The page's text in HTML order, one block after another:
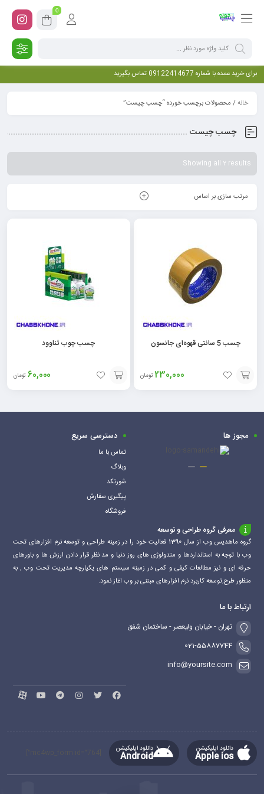
0
برای خرید عمده با شماره 09122414677 تماس بگیرید
خانه/ محصولات برچسب خورده “چسب چیست”
چسب چیست
Showing all 2 results
مرتب سازی بر اساس
چسب 5 سانتی قهوه‌ای جانسون
230,000 تومان
افزودن
به
چسب چوب ثناوود
60,000 تومان
افزودن
به
مجوز ها دسترسی سریع
تماس با ما
وبلاگ
شورتکد
پیگیری سفارش
فروشگاه
معرفی گروه طراحی و توسعه
گروه ماهدیس وب از سال 1390 فعالیت خود را در زمینه طراحی و توسعه نرم افزارهای تحت
وب با توجه به استانداردها و متدولوژی های روز دنیا و مد نظر قرار دادن ارزش ها و باورهای
حرفه ای و نیز مطالعات کیفی و کمی در زمینه سیستم های یکپارچه مدیریت تحت وب , به
منظور طرح,توسعه کاربرد نرم افزارهای مبتنی بر وب اغاز نمود.
ارتباط با ما
تهران - خیابان ولیعصر - ساختمان شفق
021-55887744
info@yoursite.com
دانلود اپلیکیشن
Apple ios
دانلود اپلیکیشن
Android